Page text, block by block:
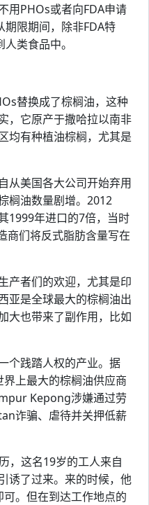
用PHOs或者向FDA申请
限期间，除非FDA特
类食品中。
替换成了棕榈油，这种
，它原产于撒哈拉以南非
均有种植油棕榈，尤其是
从美国各大公司开始弃用
榈油数量剧增。2012
1999年进口的7倍，当时
商们将反式脂肪含量写在
产者们的欢迎，尤其是印
亚是全球最大的棕榈油出
大也带来了副作用，比如
个践踏人权的产业。据
上最大的棕榈油供应商
Kepong涉嫌通过劳
诈骗、虐待并关押低薪
，这名19岁的工人来自
诱了过来。来的时候，他
。但在到达工作地点的